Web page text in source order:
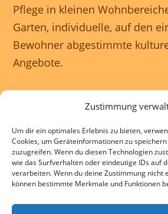
Zustimmung
Um dir ein optimales Erlebnis zu bieten,
Cookies, um Geräteinformationen zu
zuzugreifen. Wenn du diesen Technologien
wie das Surfverhalten oder eindeutige IDs auf
verarbeiten. Wenn du deine Zustimmung nicht
können bestimmte Merkmale und Funktionen
Pflege in kleinen
Garten, individuelle, auf den
Bewohner abgestimmte
Angebote.
gewährleisten eine 24 Stunden
Betreuung.
Kontakte und Beratung
kostenlos.